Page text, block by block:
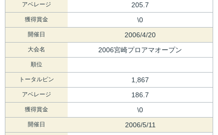
アベレージ 205.7
獲得賞金 \0
開催日 2006/4/20
大会名 2006宮崎プロアマオープン
順位
トータルピン 1,867
アベレージ 186.7
獲得賞金 \0
開催日 2006/5/11